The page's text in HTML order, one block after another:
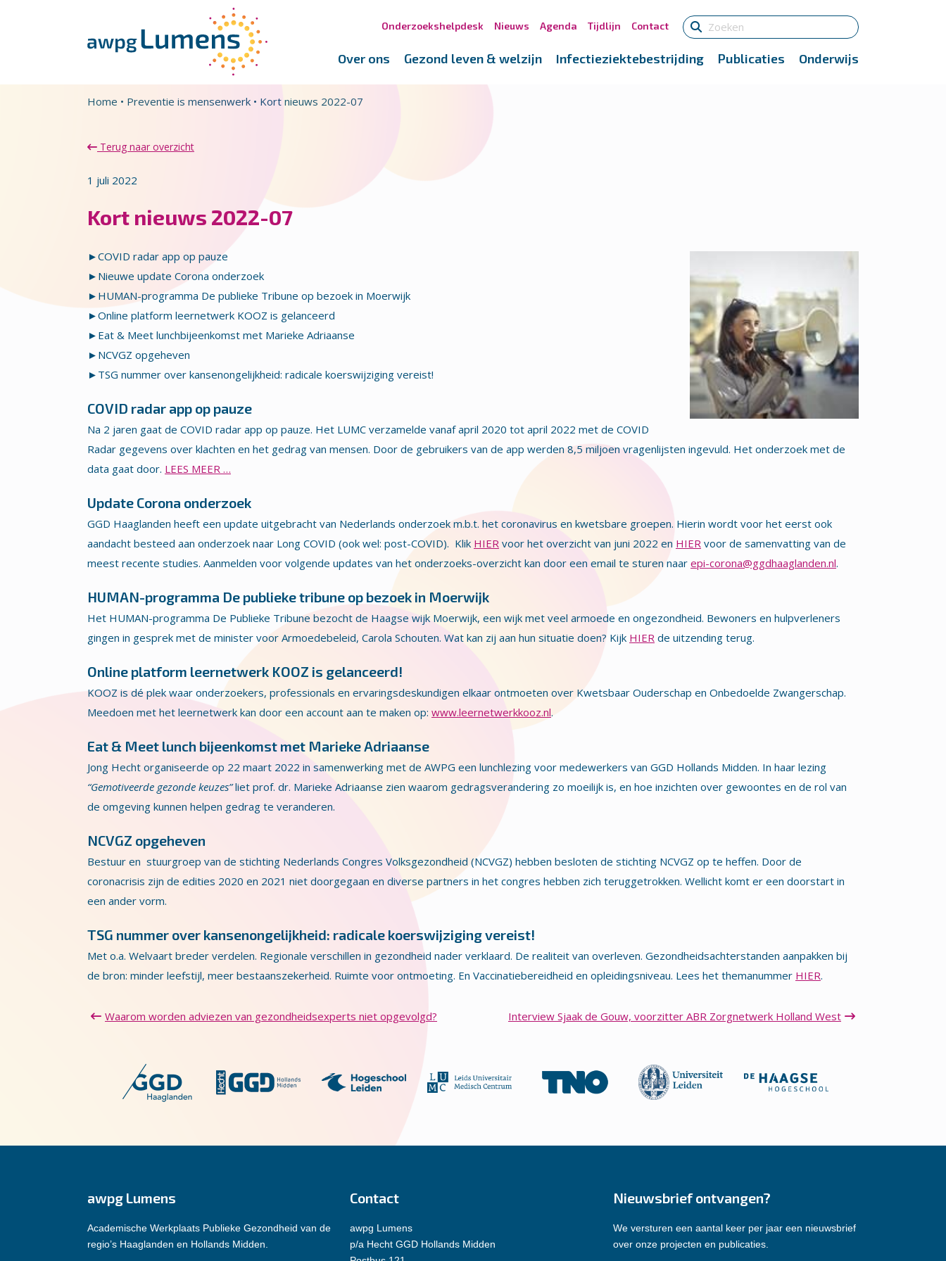
Onderzoekshelpdesk Nieuws Agenda Tijdlijn Contact
Over ons Gezond leven & welzijn Infectieziektebestrijding Publicaties Onderwijs
Home • Preventie is mensenwerk • Kort nieuws 2022-07
Terug naar overzicht
1 juli 2022
Kort nieuws 2022-07
►COVID radar app op pauze
►Nieuwe update Corona onderzoek
►HUMAN-programma De publieke Tribune op bezoek in Moerwijk
►Online platform leernetwerk KOOZ is gelanceerd
►Eat & Meet lunchbijeenkomst met Marieke Adriaanse
►NCVGZ opgeheven
►TSG nummer over kansenongelijkheid: radicale koerswijziging vereist!
COVID radar app op pauze
Na 2 jaren gaat de COVID radar app op pauze. Het LUMC verzamelde vanaf april 2020 tot april 2022 met de COVID
Radar gegevens over klachten en het gedrag van mensen. Door de gebruikers van de app werden 8,5 miljoen vragenlijsten ingevuld. Het onderzoek met de
data gaat door. LEES MEER …
Update Corona onderzoek
GGD Haaglanden heeft een update uitgebracht van Nederlands onderzoek m.b.t. het coronavirus en kwetsbare groepen. Hierin wordt voor het eerst ook
aandacht besteed aan onderzoek naar Long COVID (ook wel: post-COVID). Klik HIER voor het overzicht van juni 2022 en HIER voor de samenvatting van de
meest recente studies. Aanmelden voor volgende updates van het onderzoeks-overzicht kan door een email te sturen naar epi-corona@ggdhaaglanden.nl.
HUMAN-programma De publieke tribune op bezoek in Moerwijk
Het HUMAN-programma De Publieke Tribune bezocht de Haagse wijk Moerwijk, een wijk met veel armoede en ongezondheid. Bewoners en hulpverleners
gingen in gesprek met de minister voor Armoedebeleid, Carola Schouten. Wat kan zij aan hun situatie doen? Kijk HIER de uitzending terug.
Online platform leernetwerk KOOZ is gelanceerd!
KOOZ is dé plek waar onderzoekers, professionals en ervaringsdeskundigen elkaar ontmoeten over Kwetsbaar Ouderschap en Onbedoelde Zwangerschap.
Meedoen met het leernetwerk kan door een account aan te maken op: www.leernetwerkkooz.nl.
Eat & Meet lunch bijeenkomst met Marieke Adriaanse
Jong Hecht organiseerde op 22 maart 2022 in samenwerking met de AWPG een lunchlezing voor medewerkers van GGD Hollands Midden. In haar lezing
“Gemotiveerde gezonde keuzes”liet prof. dr. Marieke Adriaanse zien waarom gedragsverandering zo moeilijk is, en hoe inzichten over gewoontes en de rol van
de omgeving kunnen helpen gedrag te veranderen.
NCVGZ opgeheven
Bestuur en stuurgroep van de stichting Nederlands Congres Volksgezondheid (NCVGZ) hebben besloten de stichting NCVGZ op te heffen. Door de
coronacrisis zijn de edities 2020 en 2021 niet doorgegaan en diverse partners in het congres hebben zich teruggetrokken. Wellicht komt er een doorstart in
een ander vorm.
TSG nummer over kansenongelijkheid: radicale koerswijziging vereist!
Met o.a. Welvaart breder verdelen. Regionale verschillen in gezondheid nader verklaard. De realiteit van overleven. Gezondheidsachterstanden aanpakken bij
de bron: minder leefstijl, meer bestaanszekerheid. Ruimte voor ontmoeting. En Vaccinatiebereidheid en opleidingsniveau. Lees het themanummer HIER.
Waarom worden adviezen van gezondheidsexperts niet opgevolgd? Interview Sjaak de Gouw, voorzitter ABR Zorgnetwerk Holland West
awpg Lumens
Academische Werkplaats Publieke Gezondheid van de
regio’s Haaglanden en Hollands Midden.
Contact
awpg Lumens
p/a Hecht GGD Hollands Midden
Nieuwsbrief ontvangen?
We versturen een aantal keer per jaar een nieuwsbrief
over onze projecten en publicaties.